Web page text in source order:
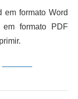
formato Word
formato PDF